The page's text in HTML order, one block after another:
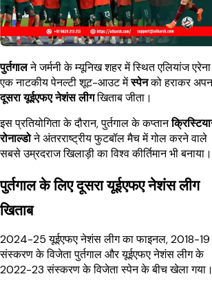
पुर्तगालने जर्मनी के म्यूनिख शहर में स्थित एलियांज
एक नाटकीय पेनल्टी शूट-आउट मेंस्पेनको हराकर
दूसरा यूईएफए नेशंस लीगखिताब जीता।
इस प्रतियोगिता के दौरान, पुर्तगाल के कप्तान
रोनाल्डोने अंतरराष्ट्रीय फुटबॉल मैच में गोल करने वाले
सबसे उम्रदराज खिलाड़ी का विश्व कीर्तिमान भी बनाया।
पुर्तगाल के लिए दूसरा यूईएफए नेशंस लीग
खिताब
2024-25 यूईएफए नेशंस लीग का फाइनल, 2018-19
संस्करण के विजेता पुर्तगाल और यूईएफए नेशंस लीग के
2022-23 संस्करण के विजेता स्पेन के बीच खेला गया।